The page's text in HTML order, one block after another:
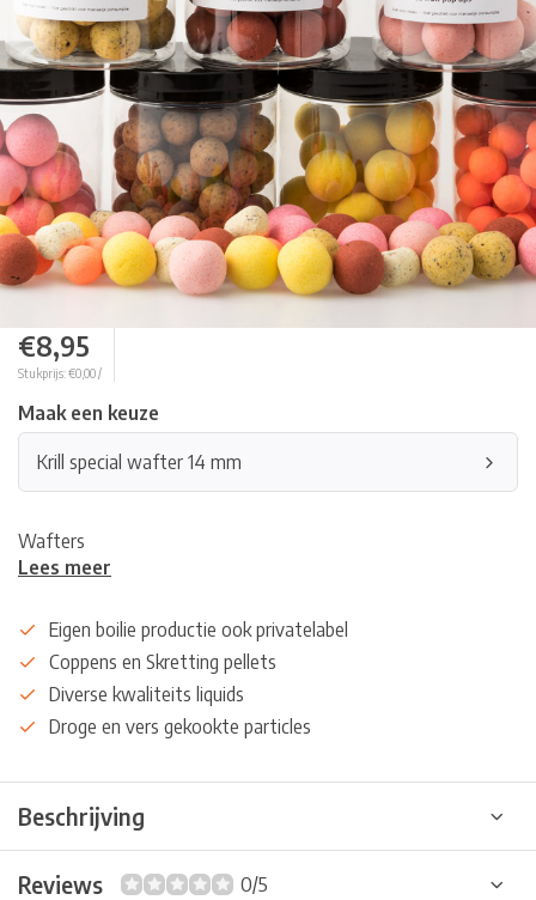
€8,95
Stukprijs: €0,00 /
Maak een keuze
Krill special wafter 14 mm
Wafters
Lees meer
Eigen boilie productie ook privatelabel
Coppens en Skretting pellets
Diverse kwaliteits liquids
Droge en vers gekookte particles
Beschrijving
Reviews 0/5